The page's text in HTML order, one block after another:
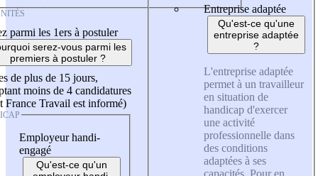
parmi les 1ers à postuler
serez-vous parmi les
premiers à postuler ?
de plus de 15 jours,
moins de 4 candidatures
France Travail est informé)
Employeur handi-
engagé
Qu'est-ce qu'un
Entreprise adaptée
Qu'est-ce qu'une
entreprise adaptée
?
L'entreprise adaptée
permet à un travailleur
en situation de
handicap d'exercer
une activité
professionnelle dans
des conditions
adaptées à ses
capacités. Pour en